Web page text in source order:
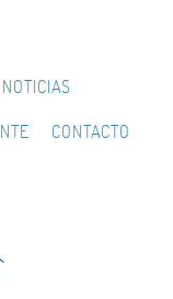
NOTICIAS
CONTACTO